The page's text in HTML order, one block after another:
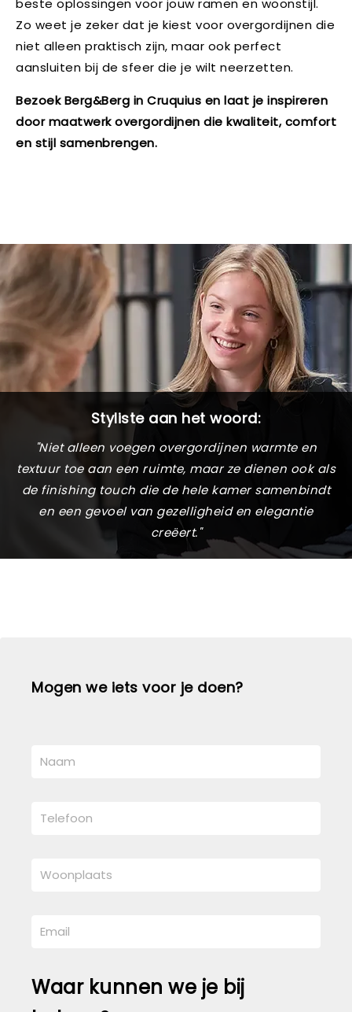
beste oplossingen voor jouw ramen en woonstijl.
Zo weet je zeker dat je kiest voor overgordijnen die
niet alleen praktisch zijn, maar ook perfect
aansluiten bij de sfeer die je wilt neerzetten.
Bezoek Berg&Berg in Cruquius en laat je inspireren
door maatwerk overgordijnen die kwaliteit, comfort
en stijl samenbrengen.
Styliste aan het woord:
"Niet alleen voegen overgordijnen warmte en
textuur toe aan een ruimte, maar ze dienen ook als
de finishing touch die de hele kamer samenbindt
en een gevoel van gezelligheid en elegantie
creëert."
Mogen we iets voor je doen?
Waar kunnen we je bij